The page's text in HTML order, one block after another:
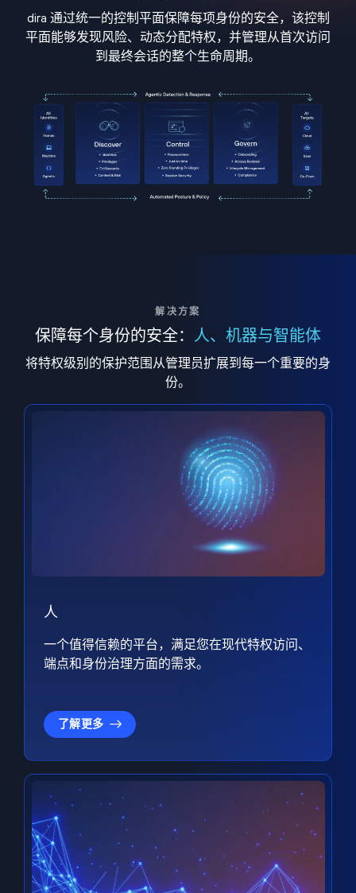
dira 通过统一的控制平面保障每项身份的安全，该控制
平面能够发现风险、动态分配特权，并管理从首次访问
到最终会话的整个生命周期。
解决方案
保障每个身份的安全： 人、机器与智能体
将特权级别的保护范围从管理员扩展到每一个重要的身
份。
人
一个值得信赖的平台，满足您在现代特权访问、
端点和身份治理方面的需求。
了解更多